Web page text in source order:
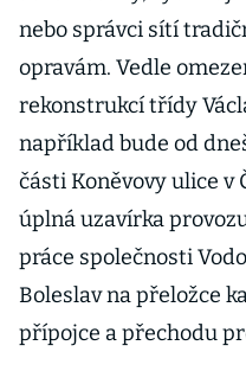
nebo správci sítí
opravám. Vedle
rekonstrukcí třídy
například bude od
části Koněvovy ulice v
úplná uzavírka
práce společnosti
Boleslav na přeložce
přípojce a přechodu